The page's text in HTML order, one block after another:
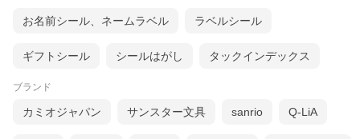
お名前シール、ネームラベル ラベルシール
ギフトシール シールはがし タックインデックス
ブランド
カミオジャパン サンスター文具 sanrio Q-LiA